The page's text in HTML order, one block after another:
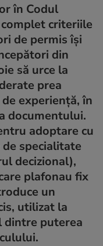
în Codul
criteriile
de permis își
din
să urce la
prea
experiență, în
documentului.
adoptare cu
specialitate
decizional),
plafonau fix
un
utilizat la
puterea